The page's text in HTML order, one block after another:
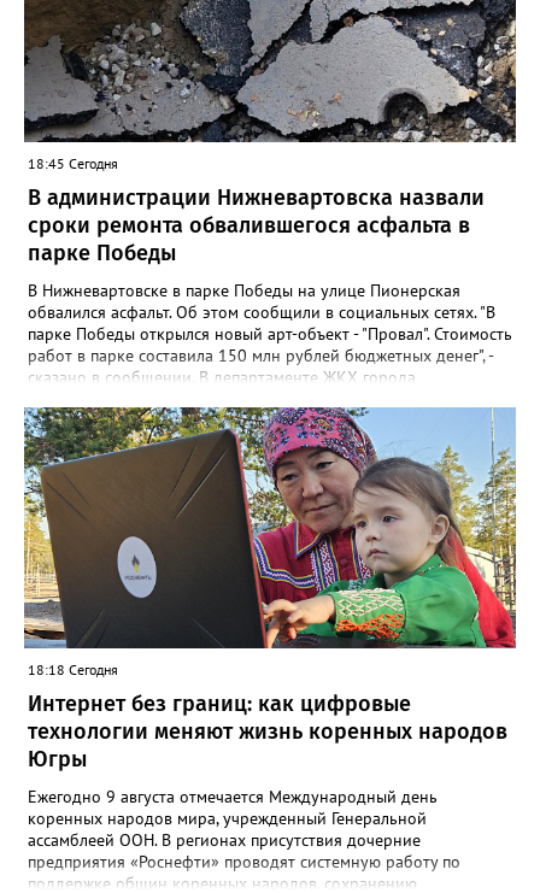
18:45 Сегодня
В администрации Нижневартовска назвали
сроки ремонта обвалившегося асфальта в
парке Победы
В Нижневартовске в парке Победы на улице Пионерская
обвалился асфальт. Об этом сообщили в социальных сетях. "В
парке Победы открылся новый арт-объект - "Провал". Стоимость
работ в парке составила 150 млн рублей бюджетных денег", -
сказано в сообщении. В департаменте ЖКХ города
данной проблемой. "Причиной обрушения благоустройства
послужило разрушение железобетонного лотка в котором
проложены не действующие трубопроводы теплоснабжения.
Ж/б лоток проходит параллельно проспекту Победы", - заявили
в департаменте. Там также отметили, что восстановительные
работы выполнит МБУ "Управление по дорожному хозяйству и
благоустройству" до конца следующей недели.
18:18 Сегодня
Интернет без границ: как цифровые
технологии меняют жизнь коренных народов
Югры
Ежегодно 9 августа отмечается Международный день
коренных народов мира, учрежденный Генеральной
ассамблеей ООН. В регионах присутствия дочерние
предприятия «Роснефти» проводят системную работу по
поддержке общин коренных народов, сохранению